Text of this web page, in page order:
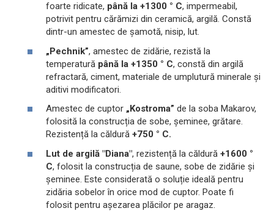
foarte ridicate, până la +1300 ° C, impermeabil,
potrivit pentru cărămizi din ceramică, argilă. Constă
dintr-un amestec de șamotă, nisip, lut.
„Pechnik”, amestec de zidărie, rezistă la
temperatură până la +1350 ° C, constă din argilă
refractară, ciment, materiale de umplutură minerale și
aditivi modificatori.
Amestec de cuptor „Kostroma” de la soba Makarov,
folosită la construcția de sobe, șeminee, grătare.
Rezistență la căldură +750 ° C.
Lut de argilă "Diana", rezistență la căldură +1600 °
C, folosit la construcția de saune, sobe de zidărie și
șeminee. Este considerată o soluție ideală pentru
zidăria sobelor în orice mod de cuptor. Poate fi
folosit pentru așezarea plăcilor pe aragaz.